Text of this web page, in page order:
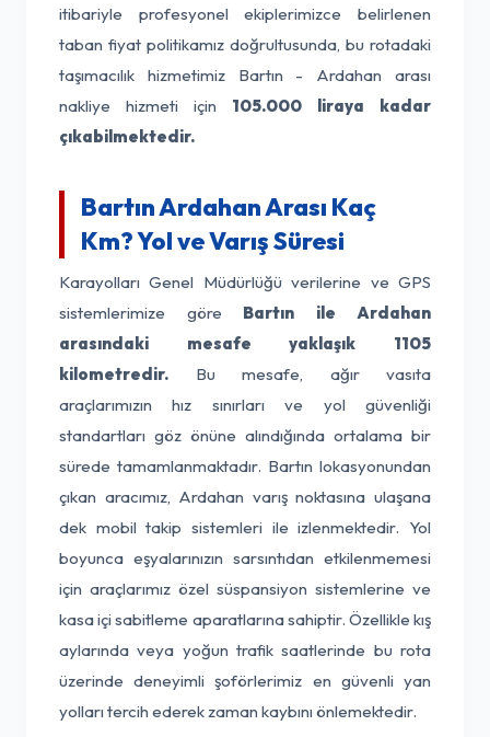
itibariyle profesyonel ekiplerimizce belirlenen
taban fiyat politikamız doğrultusunda, bu rotadaki
taşımacılık hizmetimiz Bartın - Ardahan arası
nakliye hizmeti için 105.000 liraya kadar
çıkabilmektedir.
Bartın Ardahan Arası Kaç
Km? Yol ve Varış Süresi
Karayolları Genel Müdürlüğü verilerine ve GPS
sistemlerimize göre Bartın ile Ardahan
arasındaki mesafe yaklaşık 1105
kilometredir. Bu mesafe, ağır vasıta
araçlarımızın hız sınırları ve yol güvenliği
standartları göz önüne alındığında ortalama bir
sürede tamamlanmaktadır. Bartın lokasyonundan
çıkan aracımız, Ardahan varış noktasına ulaşana
dek mobil takip sistemleri ile izlenmektedir. Yol
boyunca eşyalarınızın sarsıntıdan etkilenmemesi
için araçlarımız özel süspansiyon sistemlerine ve
kasa içi sabitleme aparatlarına sahiptir. Özellikle kış
aylarında veya yoğun trafik saatlerinde bu rota
üzerinde deneyimli şoförlerimiz en güvenli yan
yolları tercih ederek zaman kaybını önlemektedir.